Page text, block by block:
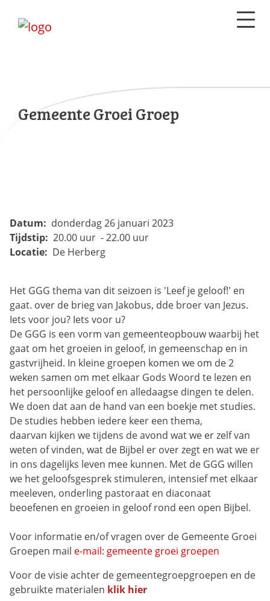
Gemeente Groei Groep
Datum: donderdag 26 januari 2023
Tijdstip: 20.00 uur - 22.00 uur
Locatie: De Herberg
Het GGG thema van dit seizoen is 'Leef je geloof!' en
gaat. over de brieg van Jakobus, dde broer van Jezus.
Iets voor jou? Iets voor u?
De GGG is een vorm van gemeenteopbouw waarbij het
gaat om het groeien in geloof, in gemeenschap en in
gastvrijheid. In kleine groepen komen we om de 2
weken samen om met elkaar Gods Woord te lezen en
het persoonlijke geloof en alledaagse dingen te delen.
We doen dat aan de hand van een boekje met studies.
De studies hebben iedere keer een thema,
daarvan kijken we tijdens de avond wat we er zelf van
weten of vinden, wat de Bijbel er over zegt en wat we er
in ons dagelijks leven mee kunnen. Met de GGG willen
we het geloofsgesprek stimuleren, intensief met elkaar
meeleven, onderling pastoraat en diaconaat
beoefenen en groeien in geloof rond een open Bijbel.
Voor informatie en/of vragen over de Gemeente Groei
Groepen mail e-mail: gemeente groei groepen
Voor de visie achter de gemeentegroepgroepen en de
gebruikte materialen klik hier